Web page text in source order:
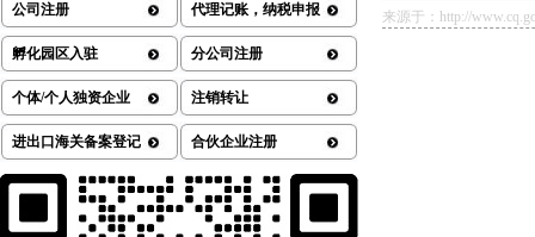
公司注册 代理记账，纳税申报
孵化园区入驻 分公司注册
个体/个人独资企业 注销转让
进出口海关备案登记 合伙企业注册
来源于：http://